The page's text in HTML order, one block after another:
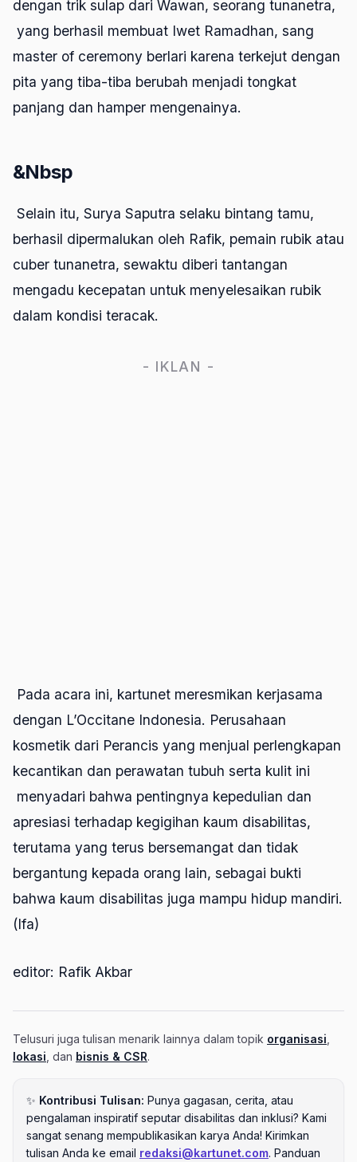
dengan trik sulap dari Wawan, seorang tunanetra,
yang berhasil membuat Iwet Ramadhan, sang
master of ceremony berlari karena terkejut dengan
pita yang tiba-tiba berubah menjadi tongkat
panjang dan hamper mengenainya.
&Nbsp
Selain itu, Surya Saputra selaku bintang tamu,
berhasil dipermalukan oleh Rafik, pemain rubik atau
cuber tunanetra, sewaktu diberi tantangan
mengadu kecepatan untuk menyelesaikan rubik
dalam kondisi teracak.
- IKLAN -
Pada acara ini, kartunet meresmikan kerjasama
dengan L’Occitane Indonesia. Perusahaan
kosmetik dari Perancis yang menjual perlengkapan
kecantikan dan perawatan tubuh serta kulit ini
menyadari bahwa pentingnya kepedulian dan
apresiasi terhadap kegigihan kaum disabilitas,
terutama yang terus bersemangat dan tidak
bergantung kepada orang lain, sebagai bukti
bahwa kaum disabilitas juga mampu hidup mandiri.
(Ifa)
editor: Rafik Akbar
Telusuri juga tulisan menarik lainnya dalam topik organisasi
lokasi , dan bisnis & CSR.
✨ Kontribusi Tulisan: Punya gagasan, cerita, atau
pengalaman inspiratif seputar disabilitas dan inklusi? Kami
sangat senang mempublikasikan karya Anda! Kirimkan
tulisan Anda ke email redaksi@kartunet.com. Panduan